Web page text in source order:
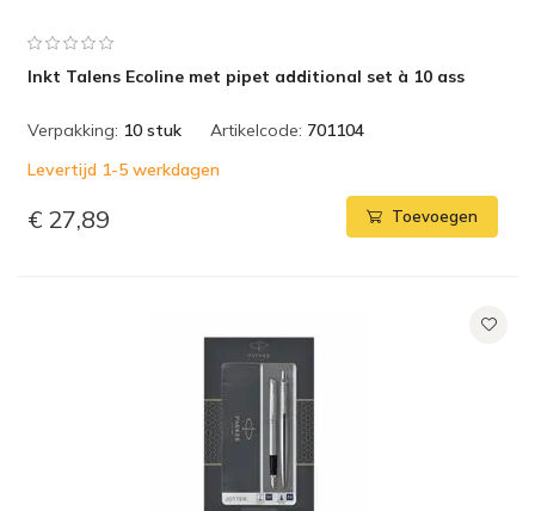
Inkt Talens Ecoline met pipet additional set à 10 ass
Verpakking: 10 stuk Artikelcode: 701104
Levertijd 1-5 werkdagen
€ 27,89 Toevoegen